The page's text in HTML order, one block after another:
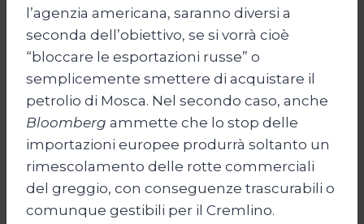
l’agenzia americana, saranno diversi a
seconda dell’obiettivo, se si vorrà cioè
“bloccare le esportazioni russe” o
semplicemente smettere di acquistare il
petrolio di Mosca. Nel secondo caso, anche
Bloomberg ammette che lo stop delle
importazioni europee produrrà soltanto un
rimescolamento delle rotte commerciali
del greggio, con conseguenze trascurabili o
comunque gestibili per il Cremlino.